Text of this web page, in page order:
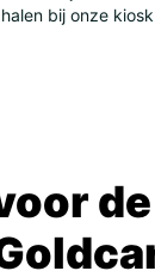
halen bij onze kiosk